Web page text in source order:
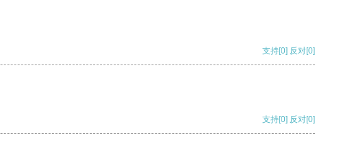
支持[0] 反对[0]
支持[0] 反对[0]